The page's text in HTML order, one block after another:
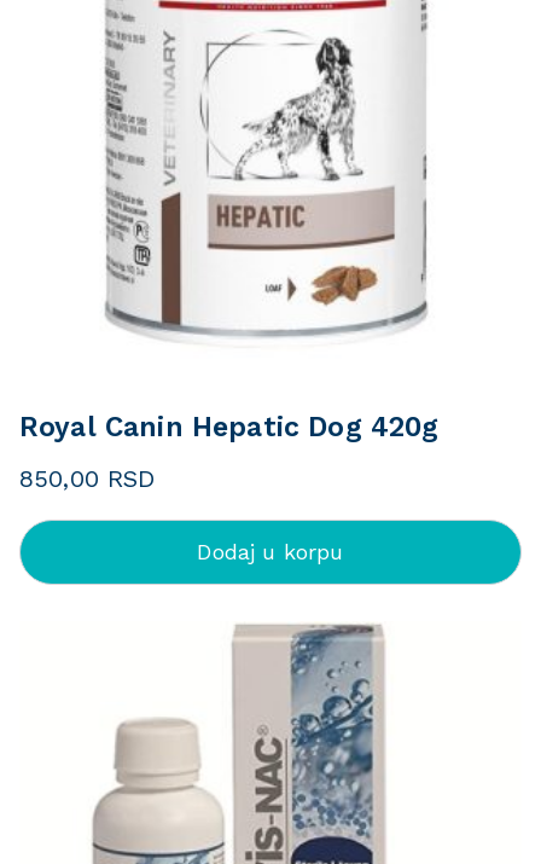
Royal Canin Hepatic Dog 420g
850,00 RSD
Dodaj u korpu